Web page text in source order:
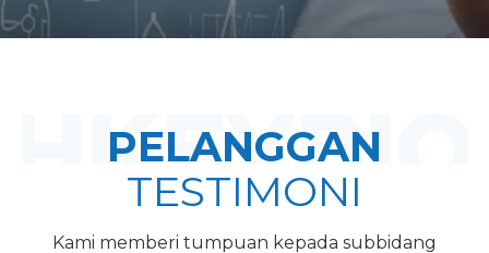
PELANGGAN
TESTIMONI
Kami memberi tumpuan kepada subbidang